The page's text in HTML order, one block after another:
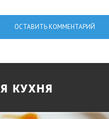
ОСТАВИТЬ КОММЕНТАРИЙ
КУХНЯ